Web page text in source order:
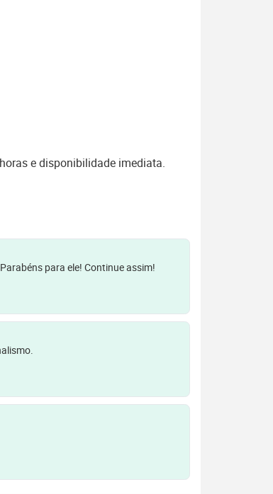
e disponibilidade imediata.
para ele! Continue assim!